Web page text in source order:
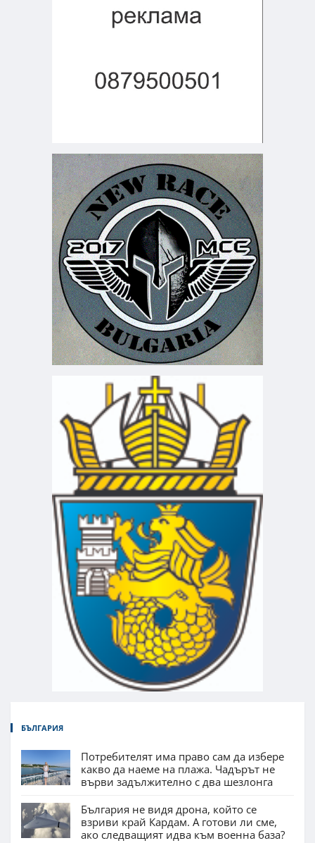
БЪЛГАРИЯ
Потребителят има право сам да избере
какво да наеме на плажа. Чадърът не
върви задължително с два шезлонга
България не видя дрона, който се
взриви край Кардам. А готови ли сме,
ако следващият идва към военна база?